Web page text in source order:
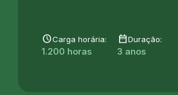
scheduleCarga horária:
1.200 horas
date_rangeDuração:
3 anos